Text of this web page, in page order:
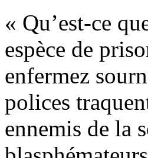
« Qu’est-ce
espèce de
enfermez
polices
ennemis de la